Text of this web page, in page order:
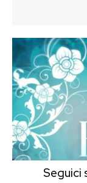
Seguici